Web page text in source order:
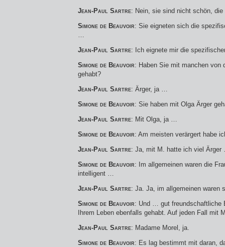
Jean-Paul Sartre: Nein, sie sind nicht schön,
Simone de Beauvoir: Sie eigneten sich die
…
Jean-Paul Sartre: Ich eignete mir die
Simone de Beauvoir: Haben Sie mit manchen von
gehabt?
Jean-Paul Sartre: Ärger, ja …
Simone de Beauvoir: Sie haben mit Olga Ärger
Jean-Paul Sartre: Mit Olga, ja …
Simone de Beauvoir: Am meisten verärgert habe
Jean-Paul Sartre: Ja, mit M. hatte ich viel
Simone de Beauvoir: Im allgemeinen waren die
intelligent …
Jean-Paul Sartre: Ja. Ja, im allgemeinen waren
Simone de Beauvoir: Und … gut freundschaftliche
Ihrem Leben ebenfalls gehabt. Auf jeden Fall mit
Jean-Paul Sartre: Madame Morel, ja.
Simone de Beauvoir: Es lag bestimmt mit daran,